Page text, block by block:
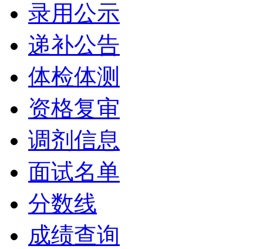
录用公示
递补公告
体检体测
资格复审
调剂信息
面试名单
分数线
成绩查询